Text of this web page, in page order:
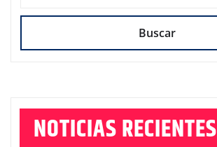
Buscar
NOTICIAS RECIENTES